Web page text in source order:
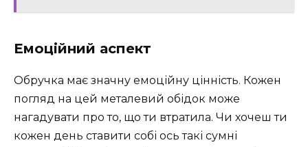
Емоційний аспект
Обручка має значну емоційну цінність. Кожен
погляд на цей металевий обідок може
нагадувати про то, що ти втратила. Чи хочеш ти
кожен день ставити собі ось такі сумні